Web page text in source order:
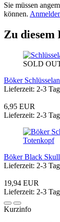
Sie müssen
können.
Zu
SOLD
Böker
Lieferzeit: 2-3
6,95 EUR
Lieferzeit: 2-3
Böker Black
Lieferzeit: 2-3
19,94 EUR
Lieferzeit: 2-3
Kurzinfo